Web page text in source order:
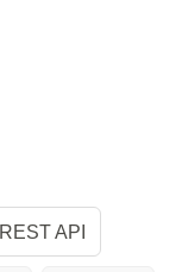
REST API